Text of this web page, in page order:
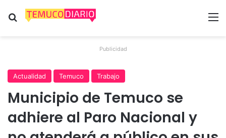
Buscar por
Publicidad
Actualidad Temuco Trabajo
Municipio de Temuco se
adhiere al Paro Nacional y